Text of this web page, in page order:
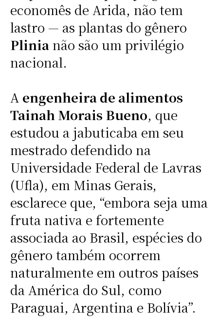
economês de Arida, não tem
lastro — as plantas do gênero
Plinianão são um privilégio
nacional.
A engenheira de alimentos
Tainah Morais Bueno, que
estudou a jabuticaba em seu
mestrado defendido na
Universidade Federal de Lavras
(Ufla), em Minas Gerais,
esclarece que, “embora seja uma
fruta nativa e fortemente
associada ao Brasil, espécies do
gênero também ocorrem
naturalmente em outros países
da América do Sul, como
Paraguai, Argentina e Bolívia”.